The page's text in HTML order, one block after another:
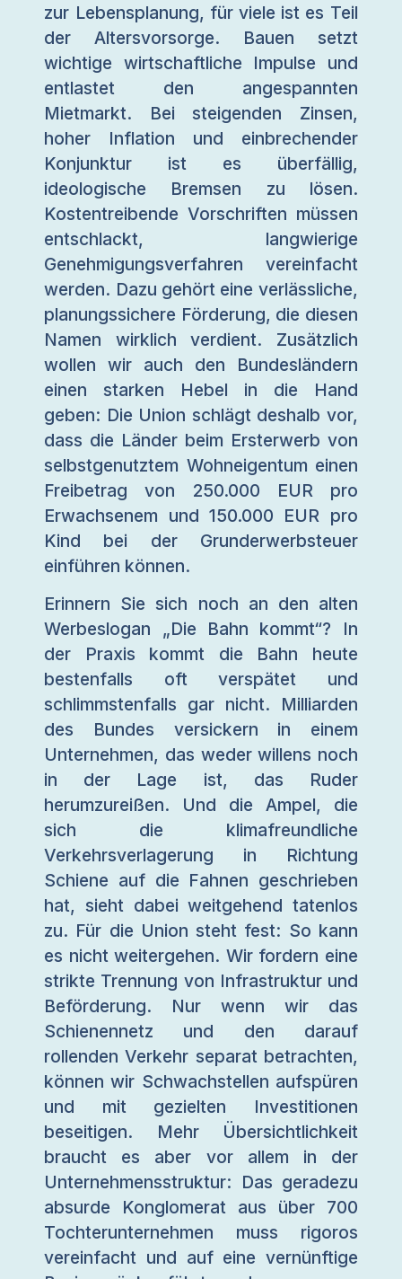
zur Lebensplanung, für viele ist es Teil
der Altersvorsorge. Bauen setzt
wichtige wirtschaftliche Impulse und
entlastet den angespannten
Mietmarkt. Bei steigenden Zinsen,
hoher Inflation und einbrechender
Konjunktur ist es überfällig,
ideologische Bremsen zu lösen.
Kostentreibende Vorschriften müssen
entschlackt, langwierige
Genehmigungsverfahren vereinfacht
werden. Dazu gehört eine verlässliche,
planungssichere Förderung, die diesen
Namen wirklich verdient. Zusätzlich
wollen wir auch den Bundesländern
einen starken Hebel in die Hand
geben: Die Union schlägt deshalb vor,
dass die Länder beim Ersterwerb von
selbstgenutztem Wohneigentum einen
Freibetrag von 250.000 EUR pro
Erwachsenem und 150.000 EUR pro
Kind bei der Grunderwerbsteuer
einführen können.
Erinnern Sie sich noch an den alten
Werbeslogan „Die Bahn kommt“? In
der Praxis kommt die Bahn heute
bestenfalls oft verspätet und
schlimmstenfalls gar nicht. Milliarden
des Bundes versickern in einem
Unternehmen, das weder willens noch
in der Lage ist, das Ruder
herumzureißen. Und die Ampel, die
sich die klimafreundliche
Verkehrsverlagerung in Richtung
Schiene auf die Fahnen geschrieben
hat, sieht dabei weitgehend tatenlos
zu. Für die Union steht fest: So kann
es nicht weitergehen. Wir fordern eine
strikte Trennung von Infrastruktur und
Beförderung. Nur wenn wir das
Schienennetz und den darauf
rollenden Verkehr separat betrachten,
können wir Schwachstellen aufspüren
und mit gezielten Investitionen
beseitigen. Mehr Übersichtlichkeit
braucht es aber vor allem in der
Unternehmensstruktur: Das geradezu
absurde Konglomerat aus über 700
Tochterunternehmen muss rigoros
vereinfacht und auf eine vernünftige